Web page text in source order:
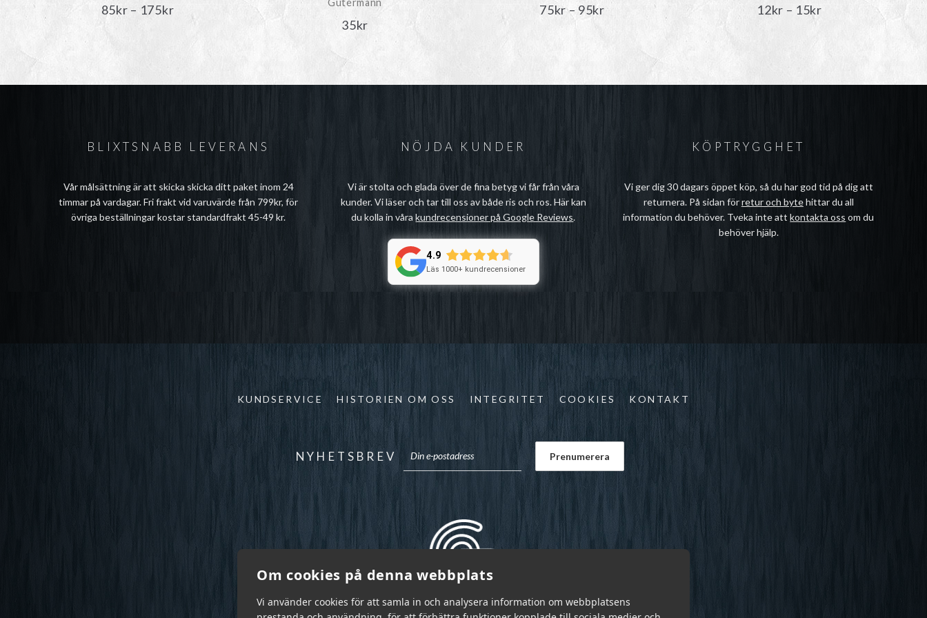
Om cookies på denna webbplats
Vi använder cookies för att samla in och analysera information om webbplatsens
85kr – 175krPrisintervall:
Gütermann
35kr
75kr – 95krPrisintervall:
12kr – 15krPrisintervall:
BLIXTSNABB LEVERANS
Vår målsättning är att skicka skicka ditt paket inom 24
timmar på vardagar. Fri frakt vid varuvärde från 799kr, för
övriga beställningar kostar standardfrakt 45-49 kr.
NÖJDA KUNDER
Vi är stolta och glada över de fina betyg vi får från våra
kunder. Vi läser och tar till oss av både ris och ros. Här kan
du kolla in vårakundrecensioner på Google Reviews.
4.9
Läs 1000+ kundrecensioner
KÖPTRYGGHET
Vi ger dig 30 dagars öppet köp, så du har god tid på dig att
returnera. På sidan förretur och bytehittar du all
information du behöver. Tveka inte attkontakta oss om du
behöver hjälp.
KUNDSERVICE HISTORIEN OM OSS INTEGRITET COOKIES KONTAKT
NYHETSBREV